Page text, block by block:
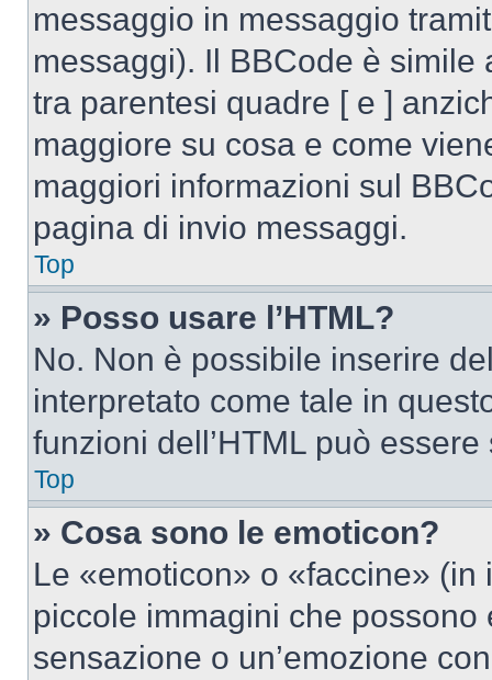
messaggio in messaggio
messaggi). Il BBCode è simile
tra parentesi quadre [ e ]
maggiore su cosa e come
maggiori informazioni sul
pagina di invio messaggi.
Top
» Posso usare l’HTML?
No. Non è possibile inserire
interpretato come tale in
funzioni dell’HTML può
Top
» Cosa sono le emoticon?
Le «emoticon» o «faccine»
piccole immagini che
sensazione o un’emozione